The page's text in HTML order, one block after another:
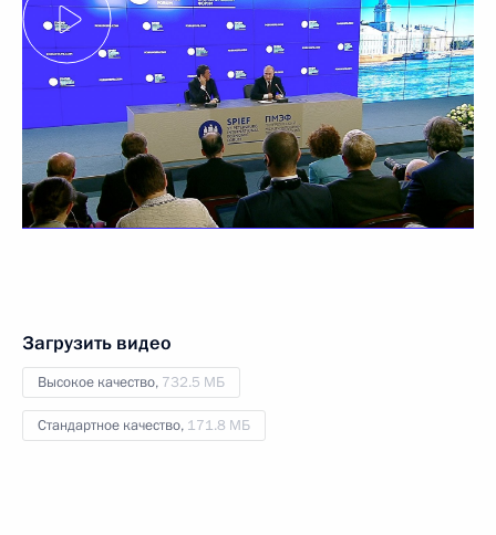
Загрузить видео
Высокое качество, 732.5 МБ
Стандартное качество, 171.8 МБ